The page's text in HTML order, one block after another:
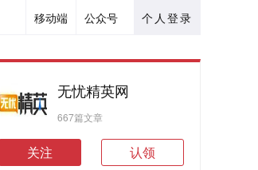
个人登录
公众号
移动端
无忧精英网
667篇文章
关注 认领